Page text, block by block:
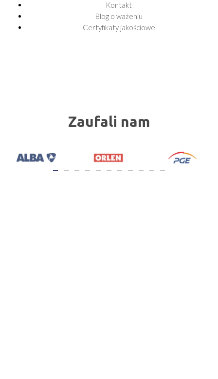
Kontakt
Blog o ważeniu
Certyfikaty jakościowe
Zaufali nam